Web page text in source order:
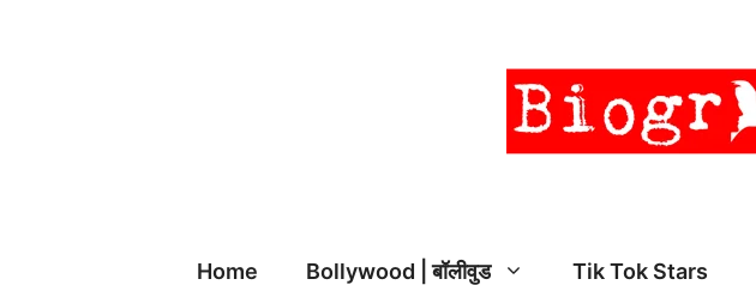
Home Bollywood | बॉलीवुड Tik Tok Stars